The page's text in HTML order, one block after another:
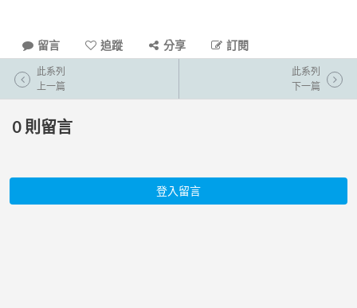
留言 追蹤 分享 訂閱
此系列
上一篇
此系列
下一篇
0 則留言
登入留言